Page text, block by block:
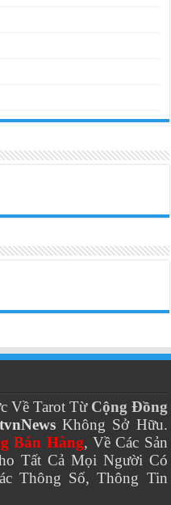
Về Tarot Từ Cộng Đồng
Không Sở Hữu.
Bán Hàng, Về Các Sản
Tất Cả Mọi Người Có
Thông Số, Thông Tin